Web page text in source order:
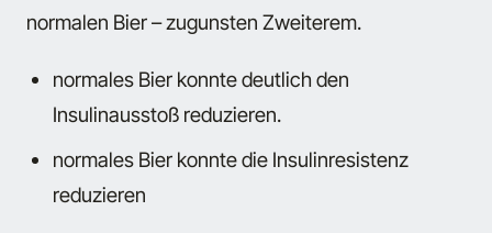
normalen Bier – zugunsten Zweiterem.
normales Bier konnte deutlich den
Insulinausstoß reduzieren.
normales Bier konnte die Insulinresistenz
reduzieren